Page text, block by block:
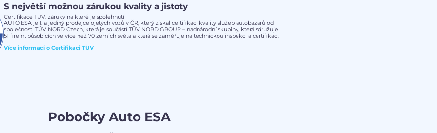
S největší možnou zárukou kvality a jistoty
Certifikace TÜV, záruky na které je spolehnutí
AUTO ESA je 1. a jediný prodejce ojetých vozů v ČR, který získal certifikaci kvality služeb autobazarů od
společnosti TÜV NORD Czech, která je součástí TÜV NORD GROUP – nadnárodní skupiny, která sdružuje
51 firem, působících ve více než 70 zemích světa a která se zaměřuje na technickou inspekci a certifikaci.
Více informací o Certifikaci TÜV
Pobočky Auto ESA